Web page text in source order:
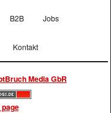
B2B Jobs
Kontakt
Media GbR